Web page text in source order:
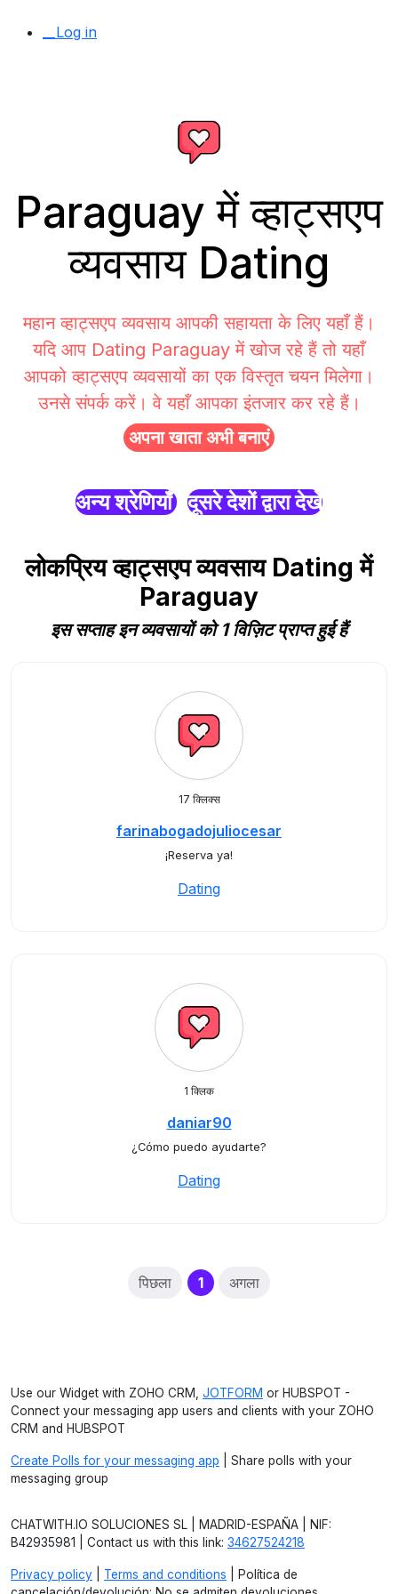
__Log in
Paraguay में व्हाट्सएप
व्यवसाय Dating
महान व्हाट्सएप व्यवसाय आपकी सहायता के लिए यहाँ हैं।
यदि आप Dating Paraguay में खोज रहे हैं तो यहाँ
आपको व्हाट्सएप व्यवसायों का एक विस्तृत चयन मिलेगा।
उनसे संपर्क करें। वे यहाँ आपका इंतजार कर रहे हैं।
अपना खाता अभी बनाएं
अन्य श्रेणियाँ दूसरे देशों द्वारा देखें
लोकप्रिय व्हाट्सएप व्यवसाय Dating में
Paraguay
इस सप्ताह इन व्यवसायों को 1 विज़िट प्राप्त हुई हैं
17 क्लिक्स
farinabogadojuliocesar
¡Reserva ya!
Dating
1 क्लिक
daniar90
¿Cómo puedo ayudarte?
Dating
पिछला 1(current)
अगला
Use our Widget with ZOHO CRM, JOTFORM or HUBSPOT -
Connect your messaging app users and clients with your ZOHO
CRM and HUBSPOT
Create Polls for your messaging app | Share polls with your
messaging group
CHATWITH.IO SOLUCIONES SL | MADRID-ESPAÑA | NIF:
B42935981 | Contact us with this link: 34627524218
Privacy policy Terms and conditions | Política de